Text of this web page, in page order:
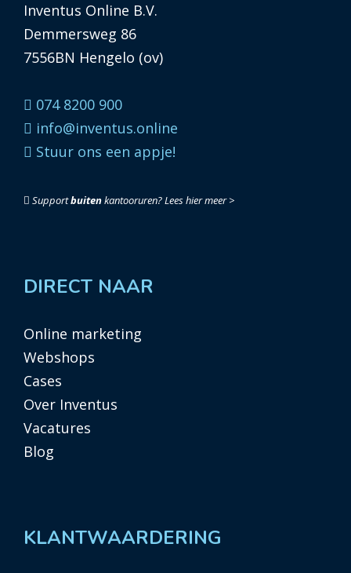
Inventus Online B.V.
Demmersweg 86
7556BN Hengelo (ov)
074 8200 900
info@inventus.online
Stuur ons een appje!
Supportbuitenkantooruren?Lees hier meer >
DIRECT NAAR
Online marketing
Webshops
Cases
Over Inventus
Vacatures
Blog
KLANTWAARDERING